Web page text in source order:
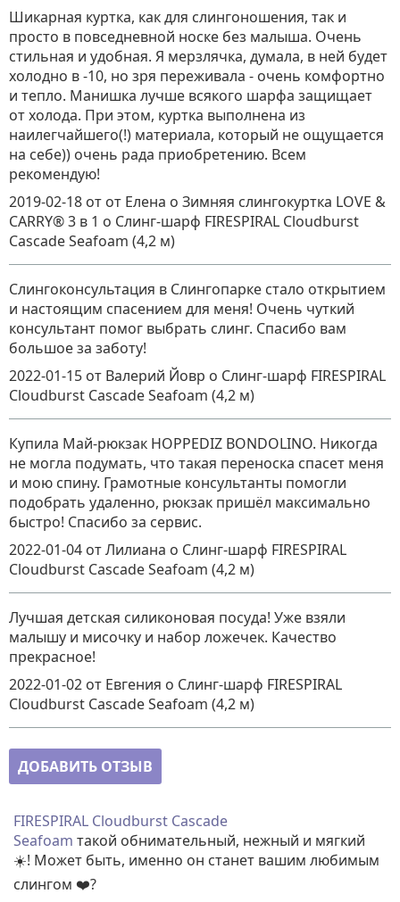
Шикарная куртка, как для слингоношения, так и
просто в повседневной носке без малыша. Очень
стильная и удобная. Я мерзлячка, думала, в ней будет
холодно в -10, но зря переживала - очень комфортно
и тепло. Манишка лучше всякого шарфа защищает
от холода. При этом, куртка выполнена из
наилегчайшего(!) материала, который не ощущается
на себе)) очень рада приобретению. Всем
рекомендую!
2019-02-18 от от Елена о Зимняя слингокуртка LOVE &
CARRY® 3 в 1 о Слинг-шарф FIRESPIRAL Cloudburst
Cascade Seafoam (4,2 м)
Слингоконсультация в Слингопарке стало открытием
и настоящим спасением для меня! Очень чуткий
консультант помог выбрать слинг. Спасибо вам
большое за заботу!
2022-01-15 от Валерий Йовр о Слинг-шарф FIRESPIRAL
Cloudburst Cascade Seafoam (4,2 м)
Купила Май-рюкзак HOPPEDIZ BONDOLINO. Никогда
не могла подумать, что такая переноска спасет меня
и мою спину. Грамотные консультанты помогли
подобрать удаленно, рюкзак пришёл максимально
быстро! Спасибо за сервис.
2022-01-04 от Лилиана о Слинг-шарф FIRESPIRAL
Cloudburst Cascade Seafoam (4,2 м)
Лучшая детская силиконовая посуда! Уже взяли
малышу и мисочку и набор ложечек. Качество
прекрасное!
2022-01-02 от Евгения о Слинг-шарф FIRESPIRAL
Cloudburst Cascade Seafoam (4,2 м)
ДОБАВИТЬ ОТЗЫВ
FIRESPIRAL Cloudburst Cascade
Seafoam такой обнимательный, нежный и мягкий
☀️! Может быть, именно он станет вашим любимым
слингом ❤️?